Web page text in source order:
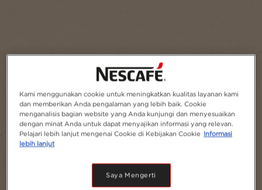
Kami menggunakan cookie untuk meningkatkan kualitas layanan kami
dan memberikan Anda pengalaman yang lebih baik. Cookie
menganalisis bagian website yang Anda kunjungi dan menyesuaikan
dengan minat Anda untuk dapat menyajikan informasi yang relevan.
Pelajari lebih lanjut mengenai Cookie di Kebijakan Cookie Informasi
lebih lanjut
Saya Mengerti